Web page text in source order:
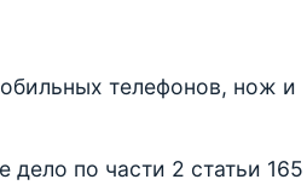
телефонов, нож и
по части 2 статьи 165